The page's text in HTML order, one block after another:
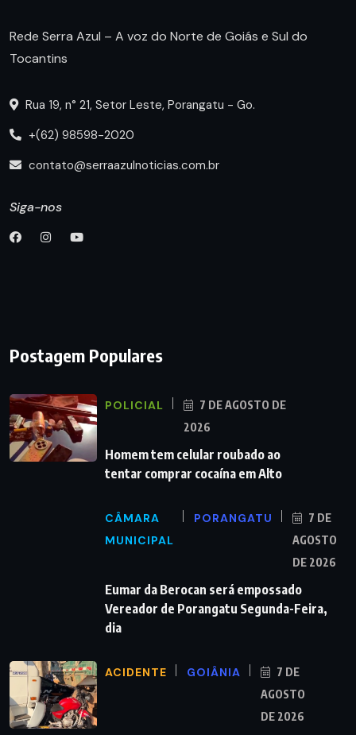
Rede Serra Azul – A voz do Norte de Goiás e Sul do
Tocantins
Rua 19, n° 21, Setor Leste, Porangatu - Go.
+(62) 98598-2020
contato@serraazulnoticias.com.br
Siga-nos
Postagem Populares
POLICIAL
7 DE AGOSTO DE
2026
Homem tem celular roubado ao
tentar comprar cocaína em Alto
CÂMARA
MUNICIPAL
PORANGATU
7 DE
AGOSTO
DE 2026
Eumar da Berocan será empossado
Vereador de Porangatu Segunda-Feira,
dia
ACIDENTE GOIÂNIA
7 DE
AGOSTO
DE 2026